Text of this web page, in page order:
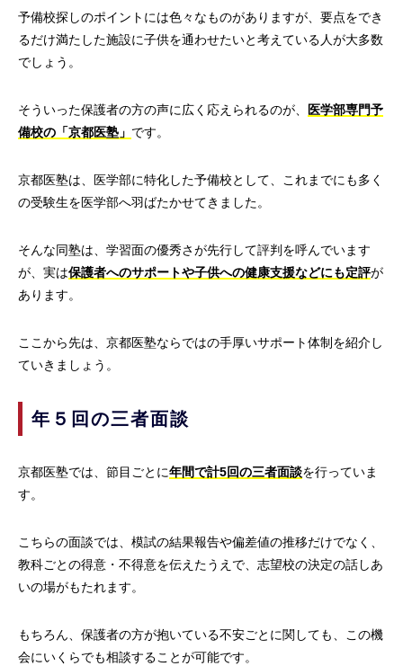
予備校探しのポイントには色々なものがありますが、要点をでき
るだけ満たした施設に子供を通わせたいと考えている人が大多数
でしょう。
そういった保護者の方の声に広く応えられるのが、
医学部専門予
備校の「京都医塾」 です。
京都医塾は、医学部に特化した予備校として、これまでにも多く
の受験生を医学部へ羽ばたかせてきました。
そんな同塾は、学習面の優秀さが先行して評判を呼んでいます
が、実は保護者へのサポートや子供への健康支援などにも定評が
あります。
ここから先は、京都医塾ならではの手厚いサポート体制を紹介し
ていきましょう。
年５回の三者面談
京都医塾では、節目ごとに年間で計5回の三者面談を行っていま
す。
こちらの面談では、模試の結果報告や偏差値の推移だけでなく、
教科ごとの得意・不得意を伝えたうえで、志望校の決定の話しあ
いの場がもたれます。
もちろん、保護者の方が抱いている不安ごとに関しても、この機
会にいくらでも相談することが可能です。